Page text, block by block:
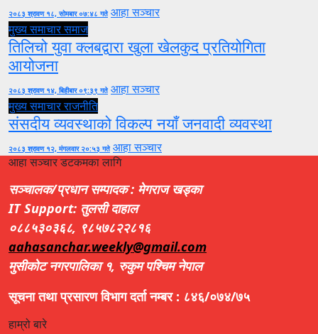
२०८३ श्रावण १८, सोमबार ०७:४८ गते आहा सञ्चार
मुख्य समाचारसमाज
तिलिचो युवा क्लबद्वारा खुला खेलकुद प्रतियोगिता
आयोजना
२०८३ श्रावण १४, बिहीबार ०९:३९ गते आहा सञ्चार
मुख्य समाचारराजनीति
संसदीय व्यवस्थाको विकल्प नयाँ जनवादी व्यवस्था
२०८३ श्रावण १२, मंगलवार २०:५३ गते आहा सञ्चार
आहा सञ्चार डटकमका लागि
सञ्चालक/प्रधान सम्पादक : मेगराज खड्का
IT Support: तुलसी दाहाल
०८८५३०३६८, ९८५७८२२८१६
aahasanchar.weekly@gmail.com
मुसीकोट नगरपालिका १, रुकुम पश्चिम नेपाल
सूचना तथा प्रसारण विभाग दर्ता नम्बर : ८४६/०७४/७५
हाम्रो बारे